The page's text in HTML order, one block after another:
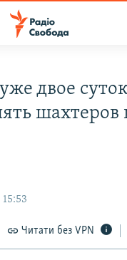
двое
шахтеров
Читати без VPN